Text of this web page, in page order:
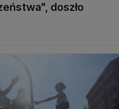
doszło